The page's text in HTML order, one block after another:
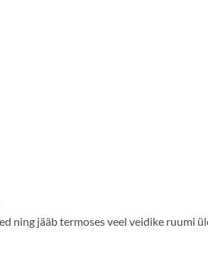
ning jääb termoses veel veidike ruumi